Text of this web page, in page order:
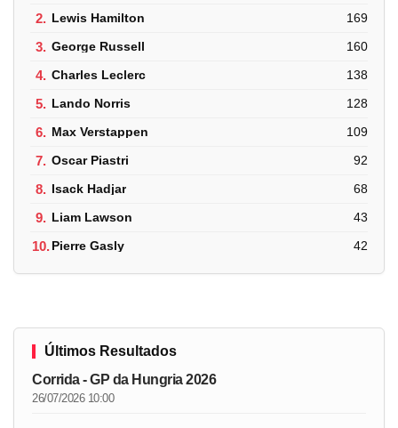
2. Lewis Hamilton 169
3. George Russell 160
4. Charles Leclerc 138
5. Lando Norris 128
6. Max Verstappen 109
7. Oscar Piastri 92
8. Isack Hadjar 68
9. Liam Lawson 43
10.Pierre Gasly 42
Últimos Resultados
Corrida - GP da Hungria 2026
26/07/2026 10:00